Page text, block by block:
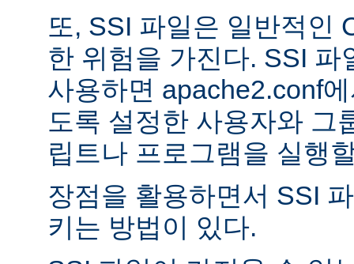
또, SSI 파일은 일반적인
한 위험을 가진다. SSI 파
사용하면 apache2.conf
도록 설정한 사용자와 그
립트나 프로그램을 실행
장점을 활용하면서 SSI
키는 방법이 있다.